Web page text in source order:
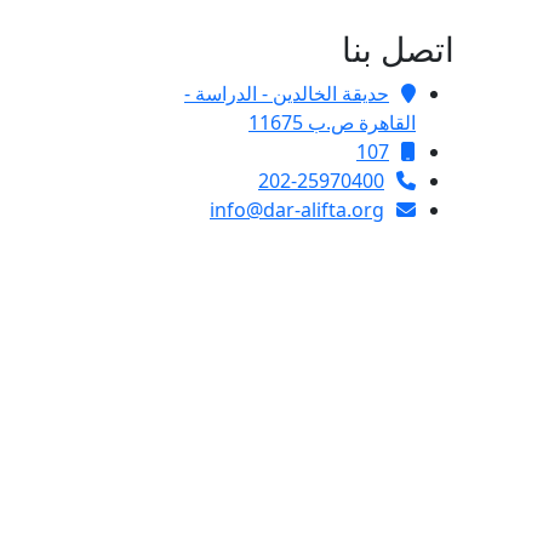
اتصل بنا
حديقة الخالدين - الدراسة -
القاهرة ص.ب 11675
107
202-25970400
info@dar-alifta.org